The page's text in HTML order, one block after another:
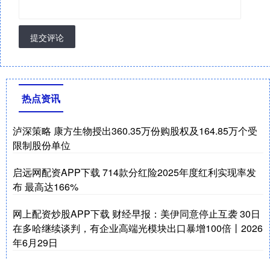
提交评论
热点资讯
泸深策略 康方生物授出360.35万份购股权及164.85万个受
限制股份单位
启远网配资APP下载 714款分红险2025年度红利实现率发
布 最高达166%
网上配资炒股APP下载 财经早报：美伊同意停止互袭 30日
在多哈继续谈判，有企业高端光模块出口暴增100倍丨2026
年6月29日